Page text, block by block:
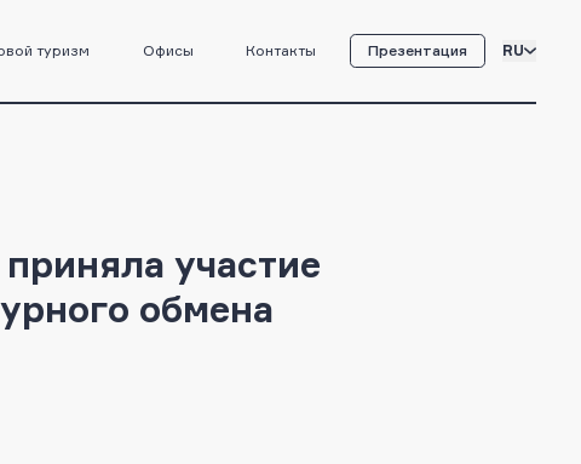
туризм Офисы Контакты Презентация RU
участие
обмена